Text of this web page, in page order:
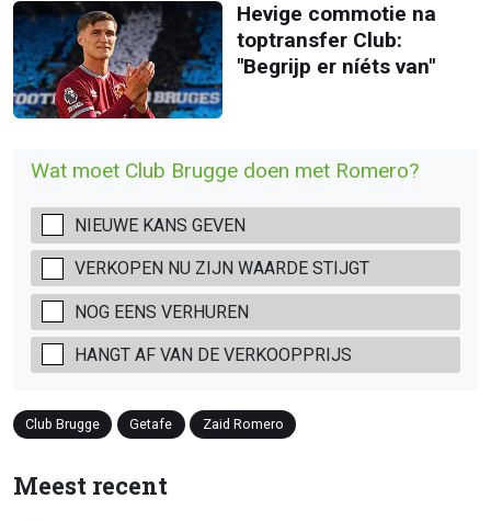
Hevige commotie na
toptransfer Club:
"Begrijp er níéts van"
Wat moet Club Brugge doen met Romero?
NIEUWE KANS GEVEN
VERKOPEN NU ZIJN WAARDE STIJGT
NOG EENS VERHUREN
HANGT AF VAN DE VERKOOPPRIJS
Club Brugge Getafe Zaid Romero
Meest recent